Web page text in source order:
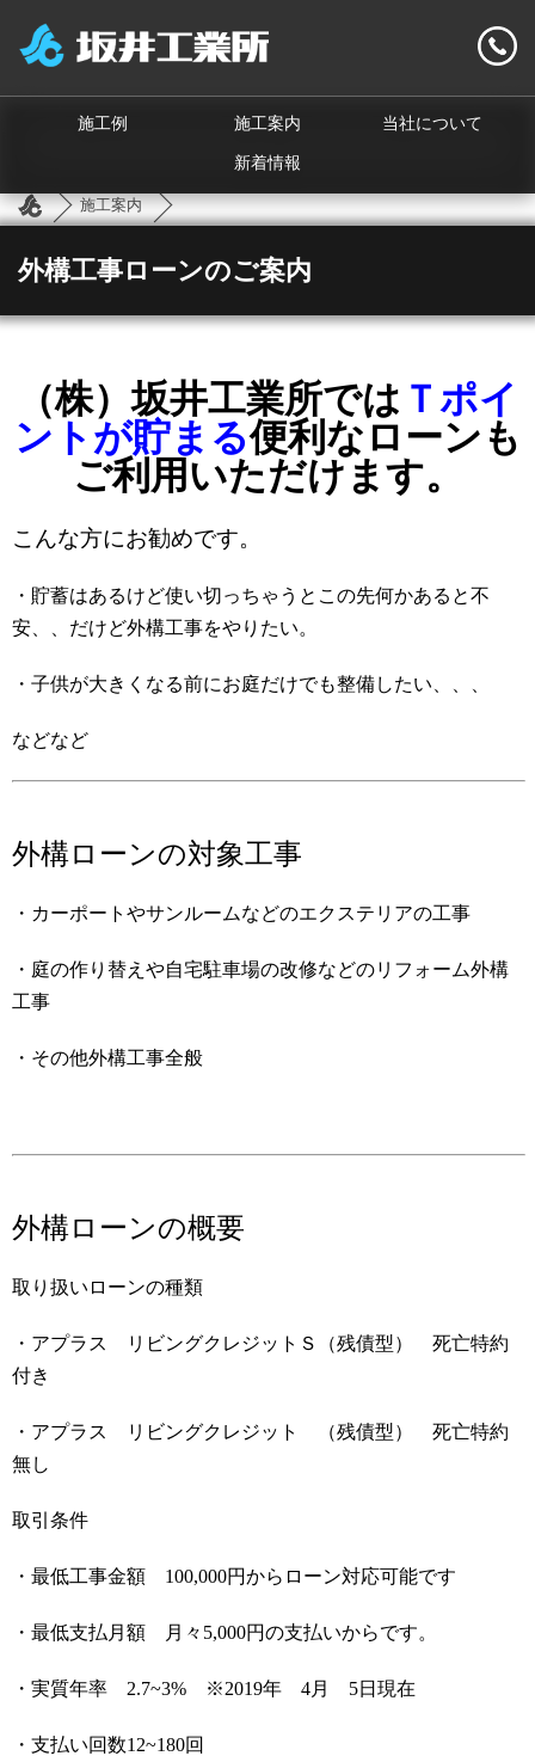
施工例 施工案内 当社について
新着情報
施工案内
外構工事ローンのご案内
（株）坂井工業所では Ｔポイ
ントが貯まる便利なローンも
ご利用いただけます。
こんな方にお勧めです。
・貯蓄はあるけど使い切っちゃうとこの先何かあると不
安、、だけど外構工事をやりたい。
・子供が大きくなる前にお庭だけでも整備したい、、、
などなど
外構ローンの対象工事
・カーポートやサンルームなどのエクステリアの工事
・庭の作り替えや自宅駐車場の改修などのリフォーム外構
工事
・その他外構工事全般
外構ローンの概要
取り扱いローンの種類
・アプラス リビングクレジットＳ（残債型） 死亡特約
付き
・アプラス リビングクレジット （残債型） 死亡特約
無し
取引条件
・最低工事金額 100,000円からローン対応可能です
・最低支払月額 月々5,000円の支払いからです。
・実質年率 2.7~3% ※2019年 4月 5日現在
・支払い回数12~180回